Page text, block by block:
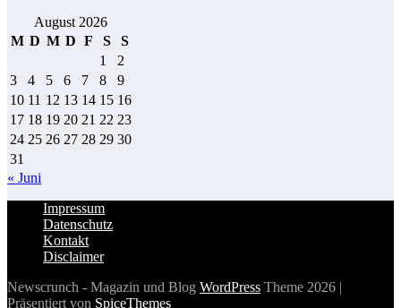
August 2026
M D M D F S
S
1
2
3
4 5 6 7 8
9
10 11 12 13 14 15 16
17 18 19 20 21 22 23
24 25 26 27 28 29 30
31
« Juni
Impressum
Datenschutz
Kontakt
Disclaimer
Newscrunch - Magazin und Blog WordPress Theme 2026 |
Präsentiert von SpiceThemes